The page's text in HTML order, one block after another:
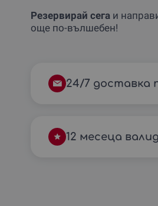
Резервирай сега и
още по-вълшебен!
24/7 доставка
12 месеца